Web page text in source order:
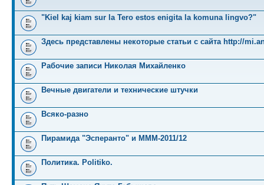
"Kiel kaj kiam sur la Tero estos enigita la komuna lingvo?"
Здесь представлены некоторые статьи с сайта http://
Рабочие записи Николая Михайленко
Вечные двигатели и технические штучки
Всяко-разно
Пирамида "Эсперанто" и MMM-2011/12
Политика. Politiko.